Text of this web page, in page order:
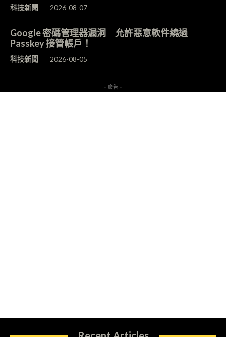
科技新聞 2026-08-07
Google 密碼管理器漏洞 允許惡意軟件繞過
Passkey 接管帳戶！
科技新聞 2026-08-05
- 廣告 -